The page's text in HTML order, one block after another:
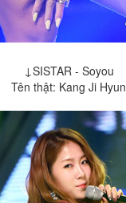
↓SISTAR - Soyou
Tên thật: Kang Ji Hyun